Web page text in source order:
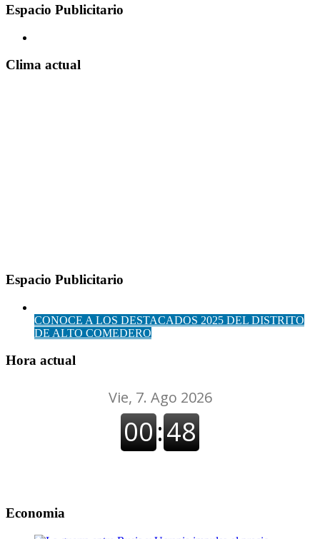
Espacio Publicitario
Clima actual
Espacio Publicitario
CONOCE A LOS DESTACADOS 2025 DEL DISTRITO
DE ALTO COMEDERO
Hora actual
Economia